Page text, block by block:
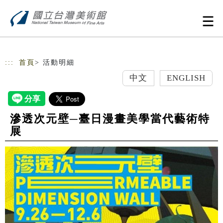
::: 首頁 > 活動明細
中文 ENGLISH
滲透次元壁─臺日漫畫美學當代藝術特
展